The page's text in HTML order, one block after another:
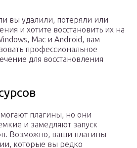
вы удалили, потеряли или
и хотите восстановить их на
Mac и Android, вам
профессиональное
для восстановления
плагины, но они
и замедляют запуск
Возможно, ваши плагины
которые вы редко